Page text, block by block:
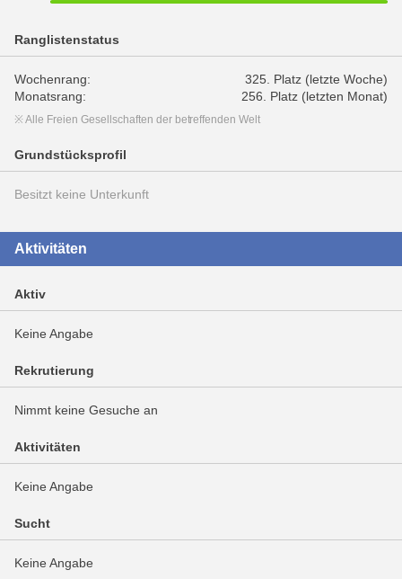
Ranglistenstatus
Wochenrang:
325. Platz (letzte Woche)
Monatsrang:
256. Platz (letzten Monat)
※ Alle Freien Gesellschaften der betreffenden Welt
Grundstücksprofil
Besitzt keine Unterkunft
Aktivitäten
Aktiv
Keine Angabe
Rekrutierung
Nimmt keine Gesuche an
Aktivitäten
Keine Angabe
Sucht
Keine Angabe